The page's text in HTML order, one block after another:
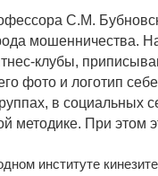
С.М.
мошенничества.
клубы,
фото и логотип
в социальных
методике. При этом
институте